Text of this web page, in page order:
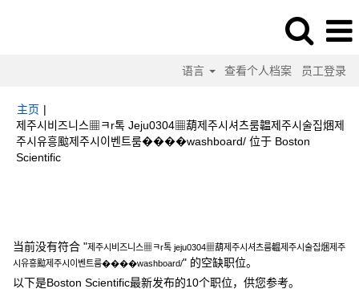
语言 查看个人档案 员工登录
主页 |
제주시비즈니스▦ㅋr톡 Jeju0304▦葫제주시셔츠룸韞제주시술집焑제
주시유흥䬃제주시이벤트룸����washboard/ 位于 Boston
Scientific（当
当前没有符合 "제주시비즈니스▦ㅋr톡 jeju0304▦葫제주시셔츠룸韞제주시술집焑제주
시유흥䬃제주시이벤트룸����washboard/" 的空缺职位。
以下是Boston Scientific最新发布的10个职位，供您参考。